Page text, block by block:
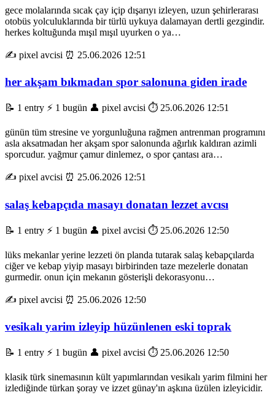
gece molalarında sıcak çay içip dışarıyı izleyen, uzun şehirlerarası
otobüs yolculuklarında bir türlü uykuya dalamayan dertli gezgindir.
herkes koltuğunda mışıl mışıl uyurken o ya…
✍️ pixel avcisi ⏰ 25.06.2026 12:51
her akşam bıkmadan spor salonuna giden irade
📝 1 entry ⚡ 1 bugün 👤 pixel avcisi ⏱️ 25.06.2026 12:51
günün tüm stresine ve yorgunluğuna rağmen antrenman programını
asla aksatmadan her akşam spor salonunda ağırlık kaldıran azimli
sporcudur. yağmur çamur dinlemez, o spor çantası ara…
✍️ pixel avcisi ⏰ 25.06.2026 12:51
salaş kebapçıda masayı donatan lezzet avcısı
📝 1 entry ⚡ 1 bugün 👤 pixel avcisi ⏱️ 25.06.2026 12:50
lüks mekanlar yerine lezzeti ön planda tutarak salaş kebapçılarda
ciğer ve kebap yiyip masayı birbirinden taze mezelerle donatan
gurmedir. onun için mekanın gösterişli dekorasyonu…
✍️ pixel avcisi ⏰ 25.06.2026 12:50
vesikalı yarim izleyip hüzünlenen eski toprak
📝 1 entry ⚡ 1 bugün 👤 pixel avcisi ⏱️ 25.06.2026 12:50
klasik türk sinemasının kült yapımlarından vesikalı yarim filmini her
izlediğinde türkan şoray ve izzet günay'ın aşkına üzülen izleyicidir.